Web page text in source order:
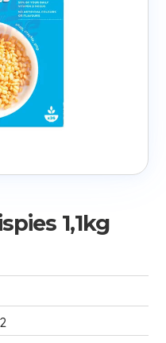
1,1kg